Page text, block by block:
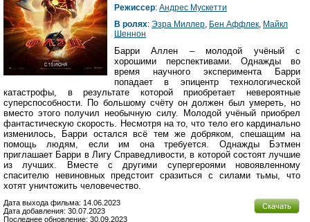
Режиссер: Андрес Мускетти
В ролях: Эзра Миллер Бен Аффлек Майкл
Шеннон
Барри Аллен – молодой учёный с
хорошими перспективами. Однажды во
время научного эксперимента Барри
попадает в эпицентр технологической
катастрофы, в результате которой приобретает невероятные
суперспособности. По большому счёту он должен был умереть, но
вместо этого получил необычную силу. Молодой учёный приобрел
фантастическую скорость. Несмотря на то, что тело его кардинально
изменилось, Барри остался всё тем же добряком, спешащим на
помощь людям, если им она требуется. Однажды Бэтмен
приглашает Барри в Лигу Справедливости, в которой состоят лучшие
из лучших. Вместе с другими супергероями новоявленному
спасителю невиновных предстоит сразиться с силами тьмы, что
хотят уничтожить человечество.
Скачать
Дата выхода фильма: 14.06.2023
Дата добавления: 30.07.2023
Последнее обновление: 30.09.2023